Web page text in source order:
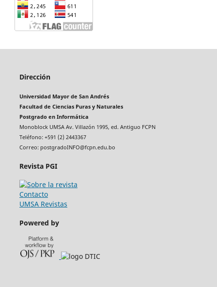
Dirección
Universidad Mayor de San Andrés
Facultad de Ciencias Puras y Naturales
Postgrado en Informática
Monoblock UMSA Av. Villazón 1995, ed. Antiguo FCPN
Teléfono: +591 (2) 2443367
Correo: postgradoINFO@fcpn.edu.bo
Revista PGI
Contacto
UMSA Revistas
Powered by